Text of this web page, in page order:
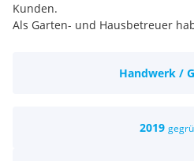
Kunden.
Als Garten- und Hausbetreuer
decke ich fast alles ab,Handwerk /
2019